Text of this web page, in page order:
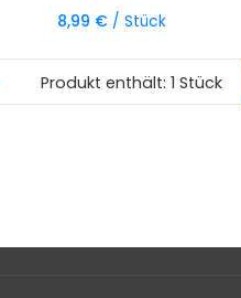
8,99 € /Stück
Produkt enthält: 1 Stück